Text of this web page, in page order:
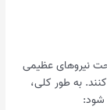
تحت نیروهای عظیمی
به طور کلی،
شود: